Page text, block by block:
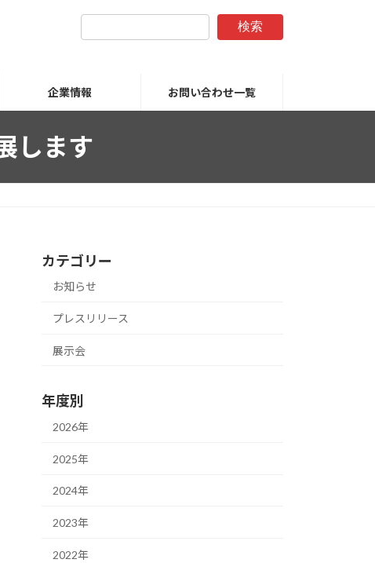
検索
企業情報 お問い合わせ一覧
します
カテゴリー
お知らせ
プレスリリース
展示会
年度別
2026年
2025年
2024年
2023年
2022年